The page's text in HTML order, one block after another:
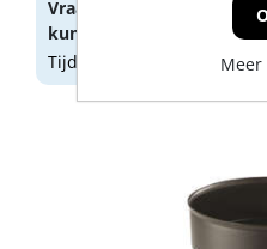
Vraag een
aan of
kunnen zien.
Tijdelijk niet op voorraad
Meer